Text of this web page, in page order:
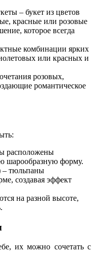
– букет из цветов
красные или розовые
которое всегда
комбинации ярких
или красных и
розовых,
романтическое
расположены
шарообразную форму.
– тюльпаны
создавая эффект
на разной высоте,
их можно сочетать с